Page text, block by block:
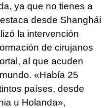
ya que no tienes a
desde Shanghái
la intervención
de cirujanos
al que acuden
«Había 25
países, desde
u Holanda»,